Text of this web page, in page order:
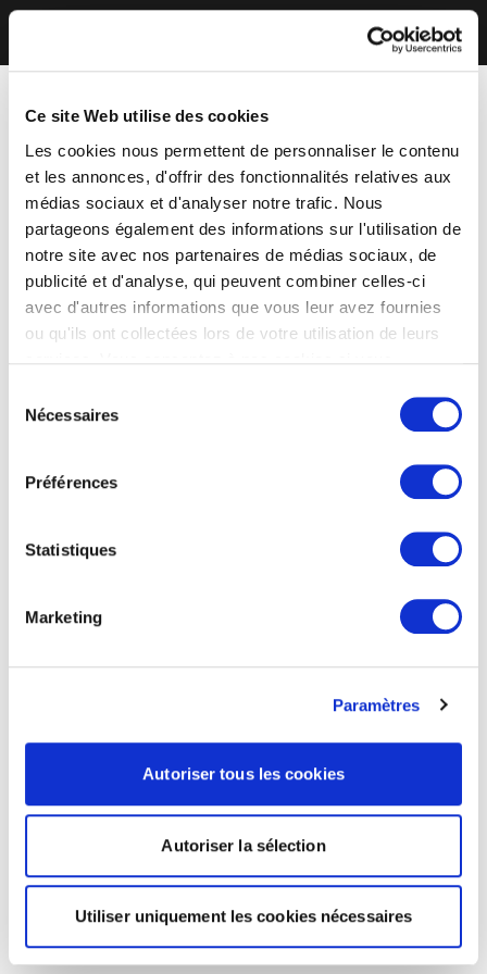
Ce site Web utilise des cookies
Les cookies nous permettent de personnaliser le contenu
et les annonces, d'offrir des fonctionnalités relatives aux
médias sociaux et d'analyser notre trafic. Nous
partageons également des informations sur l'utilisation de
notre site avec nos partenaires de médias sociaux, de
publicité et d'analyse, qui peuvent combiner celles-ci
avec d'autres informations que vous leur avez fournies
ou qu'ils ont collectées lors de votre utilisation de leurs
Nécessaires
Préférences
Statistiques
Marketing
Paramètres
Autoriser tous les cookies
Autoriser la sélection
Utiliser uniquement les cookies nécessaires